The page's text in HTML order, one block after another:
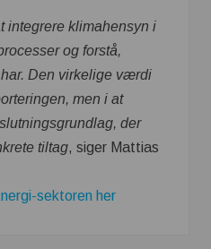
integrere klimahensyn i
og forstå,
Den virkelige værdi
men i at
der
tiltag, siger Mattias
sektoren her